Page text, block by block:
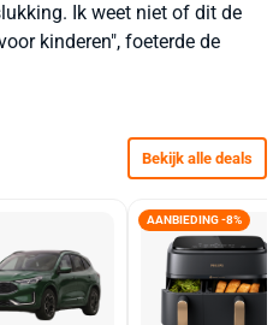
Ik weet niet of dit de
kinderen", foeterde de
Bekijk alle deals
AANBIEDING -8%